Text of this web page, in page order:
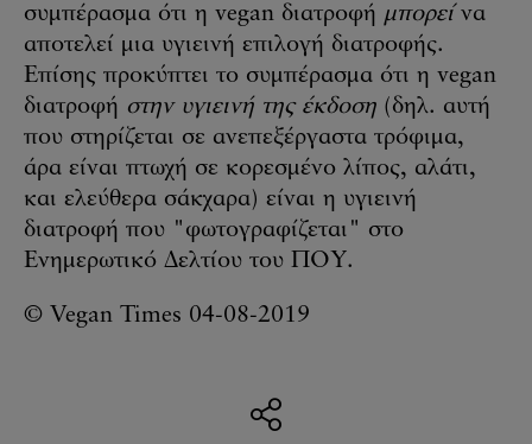
συμπέρασμα ότι η vegan διατροφή μπορείνα
αποτελεί μια υγιεινή επιλογή διατροφής.
Επίσης προκύπτει το συμπέρασμα ότι η vegan
διατροφή στην υγιεινή της έκδοση (δηλ. αυτή
που στηρίζεται σε ανεπεξέργαστα τρόφιμα,
άρα είναι πτωχή σε κορεσμένο λίπος, αλάτι,
και ελεύθερα σάκχαρα) είναι η υγιεινή
διατροφή που "φωτογραφίζεται" στο
Ενημερωτικό Δελτίου του ΠΟΥ.
© Vegan Times 04-08-2019